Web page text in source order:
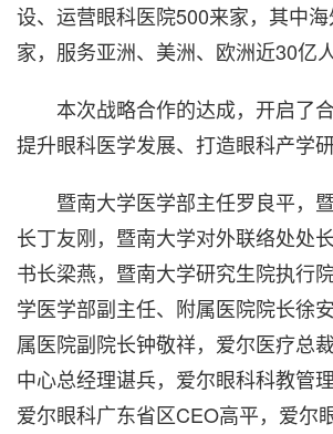
设、运营眼科医院500来家，其中
家，服务亚洲、美洲、欧洲近30亿人
本次战略合作的达成，开启了
提升眼科医学发展、打造眼科产学
暨南大学医学部主任罗良平，
长丁友刚，暨南大学对外联络处处
书长梁燕，暨南大学研究生院执行
学医学部副主任、附属医院院长徐
属医院副院长钟敬祥，爱尔医疗总
中心总经理谌兵，爱尔眼科科教管
爱尔眼科广东省区CEO高平，爱尔